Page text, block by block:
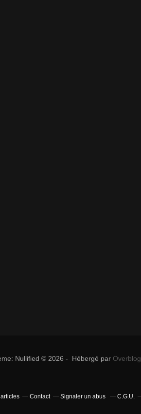
Nullified © 2026 - Hébergé par Overblog
Contact Signaler un abus C.G.U.